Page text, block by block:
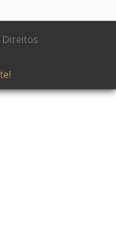
Direitos